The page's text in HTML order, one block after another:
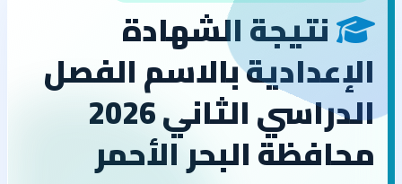
نتيجة الشهادة
الإعدادية بالاسم الفصل
الدراسي الثاني 2026
محافظة البحر الأحمر